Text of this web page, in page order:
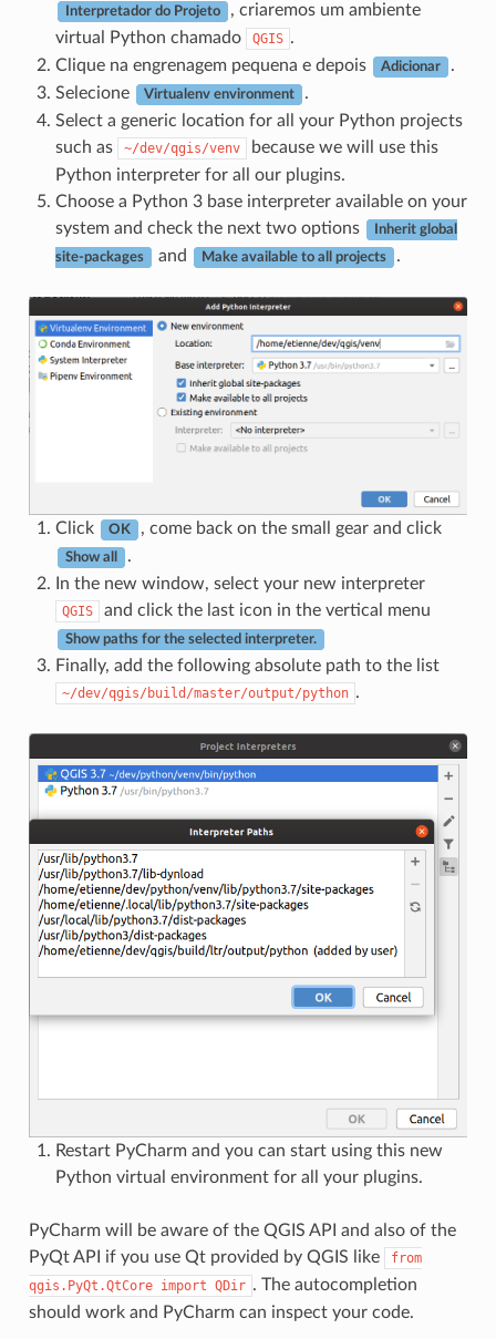
Interpretador do Projeto
, criaremos um ambiente
virtual Python chamado
QGIS .
Clique na engrenagem pequena e depois
Adicionar
.
Selecione
Virtualenv environment
.
Select a generic location for all your Python projects
such as
~/dev/qgis/venv
because we will use this
Python interpreter for all our plugins.
Choose a Python 3 base interpreter available on your
system and check the next two options
Inherit global
site-packages and Make available to all projects .
Click OK , come back on the small gear and click
Show all
.
In the new window, select your new interpreter
QGIS and click the last icon in the vertical menu
Show paths for the selected interpreter.
Finally, add the following absolute path to the list
~/dev/qgis/build/master/output/python .
Restart PyCharm and you can start using this new
Python virtual environment for all your plugins.
PyCharm will be aware of the QGIS API and also of the
PyQt API if you use Qt provided by QGIS like
from
qgis.PyQt.QtCore import QDir . The autocompletion
should work and PyCharm can inspect your code.